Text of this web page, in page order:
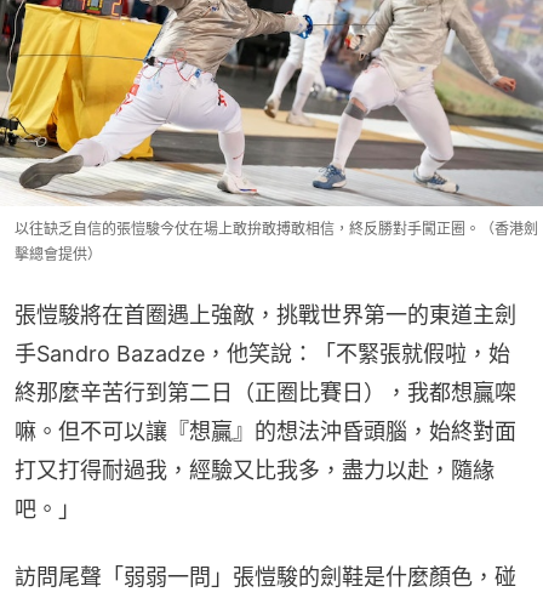
以往缺乏自信的張愷駿今仗在場上敢拚敢搏敢相信，終反勝對手闖正圈。（香港劍
擊總會提供）
張愷駿將在首圈遇上強敵，挑戰世界第一的東道主劍
手Sandro Bazadze，他笑說：「不緊張就假啦，始
終那麼辛苦行到第二日（正圈比賽日），我都想贏㗎
嘛。但不可以讓『想贏』的想法沖昏頭腦，始終對面
打又打得耐過我，經驗又比我多，盡力以赴，隨緣
吧。」
訪問尾聲「弱弱一問」張愷駿的劍鞋是什麼顏色，碰